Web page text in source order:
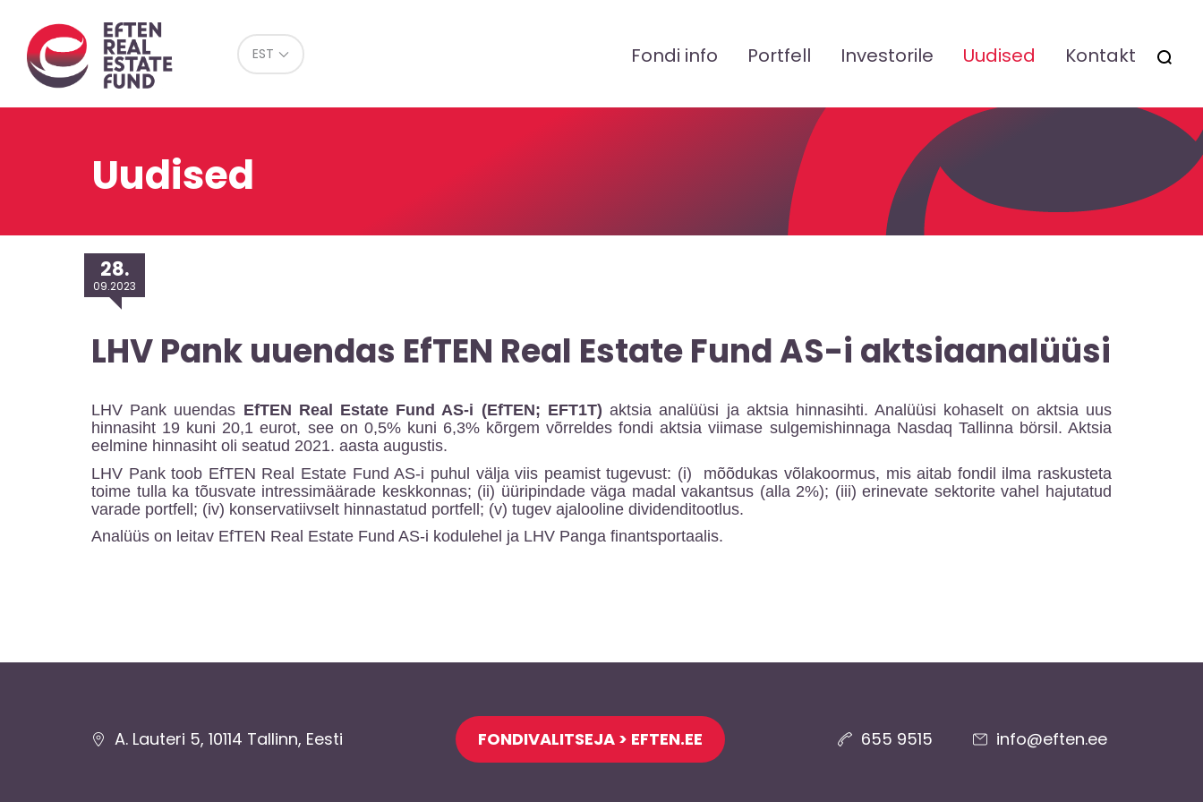
Eref EST Peamenüü
Fondi info Portfell Investorile Uudised Kontakt OTSI
Uudised
LHV Pank uuendas EfTEN Real Estate Fund AS-i aktsiaanalüüsi
28.
09.2023
LHV Pank uuendas EfTEN Real Estate Fund AS-i (EfTEN; EFT1T) aktsia analüüsi ja aktsia hinnasihti. Analüüsi kohaselt on aktsia uus
hinnasiht 19 kuni 20,1 eurot, see on 0,5% kuni 6,3% kõrgem võrreldes fondi aktsia viimase sulgemishinnaga Nasdaq Tallinna börsil. Aktsia
eelmine hinnasiht oli seatud 2021. aasta augustis.
LHV Pank toob EfTEN Real Estate Fund AS-i puhul välja viis peamist tugevust: (i) mõõdukas võlakoormus, mis aitab fondil ilma raskusteta
toime tulla ka tõusvate intressimäärade keskkonnas; (ii) üüripindade väga madal vakantsus (alla 2%); (iii) erinevate sektorite vahel hajutatud
varade portfell; (iv) konservatiivselt hinnastatud portfell; (v) tugev ajalooline dividenditootlus.
Analüüs on leitav EfTEN Real Estate Fund AS-i kodulehel ja LHV Panga finantsportaalis.
navigatsioonA. Lauteri 5, 10114 Tallinn, Eesti FONDIVALITSEJA > EFTEN.EE 655 9515 info@eften.ee